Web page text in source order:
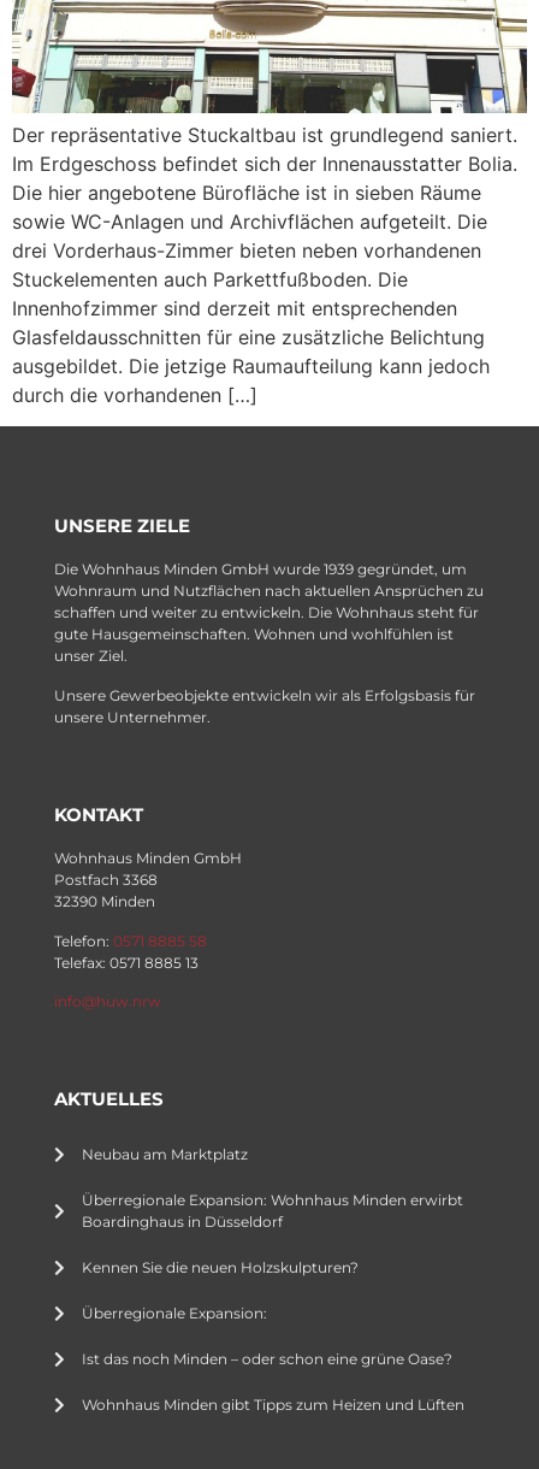
Der repräsentative Stuckaltbau ist grundlegend saniert.
Im Erdgeschoss befindet sich der Innenausstatter Bolia.
Die hier angebotene Bürofläche ist in sieben Räume
sowie WC-Anlagen und Archivflächen aufgeteilt. Die
drei Vorderhaus-Zimmer bieten neben vorhandenen
Stuckelementen auch Parkettfußboden. Die
Innenhofzimmer sind derzeit mit entsprechenden
Glasfeldausschnitten für eine zusätzliche Belichtung
ausgebildet. Die jetzige Raumaufteilung kann jedoch
durch die vorhandenen […]
UNSERE ZIELE
Die Wohnhaus Minden GmbH wurde 1939 gegründet, um
Wohnraum und Nutzflächen nach aktuellen Ansprüchen zu
schaffen und weiter zu entwickeln. Die Wohnhaus steht für
gute Hausgemeinschaften. Wohnen und wohlfühlen ist
unser Ziel.
Unsere Gewerbeobjekte entwickeln wir als Erfolgsbasis für
unsere Unternehmer.
KONTAKT
Wohnhaus Minden GmbH
Postfach 3368
32390 Minden
Telefon: 0571 8885 58
Telefax: 0571 8885 13
info@huw.nrw
AKTUELLES
Neubau am Marktplatz
Überregionale Expansion: Wohnhaus Minden erwirbt
Boardinghaus in Düsseldorf
Kennen Sie die neuen Holzskulpturen?
Überregionale Expansion:
Ist das noch Minden – oder schon eine grüne Oase?
Wohnhaus Minden gibt Tipps zum Heizen und Lüften